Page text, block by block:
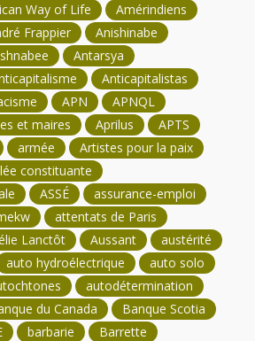
Way of Life
Amérindiens
Frappier
Anishinabe
Antarsya
Anticapitalistas
APN
APNQL
et maires
Aprilus
APTS
armée
Artistes pour la paix
constituante
ASSÉ
assurance-emploi
attentats de Paris
Lanctôt Aussant
austérité
auto hydroélectrique
auto solo
autodétermination
du Canada
Banque Scotia
barbarie Barrette